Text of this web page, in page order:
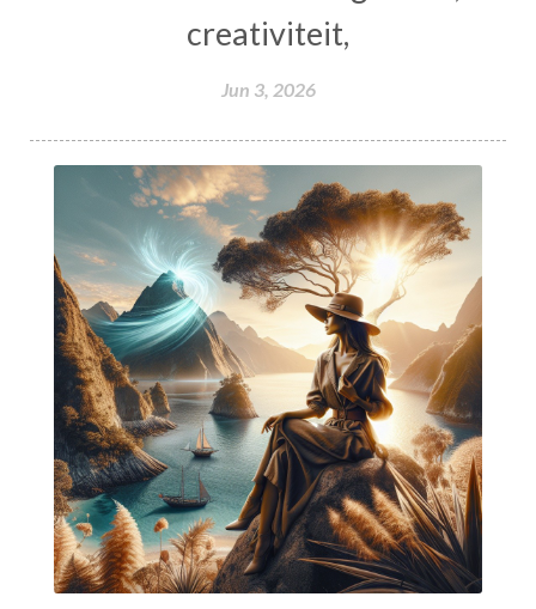
creativiteit,
Jun 3, 2026